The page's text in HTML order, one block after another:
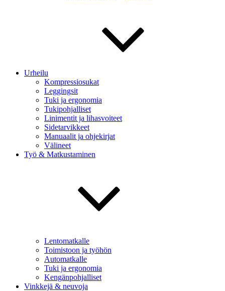
Urheilu
Kompressiosukat
Leggingsit
Tuki ja ergonomia
Tukipohjalliset
Linimentit ja lihasvoiteet
Sidetarvikkeet
Manuaalit ja ohjekirjat
Välineet
Työ & Matkustaminen
Lentomatkalle
Toimistoon ja työhön
Automatkalle
Tuki ja ergonomia
Kengänpohjalliset
Vinkkejä & neuvoja